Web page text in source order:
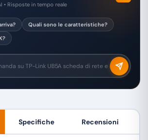
• Risposte in tempo reale
Quali sono le caratteristiche?
Specifiche Recensioni